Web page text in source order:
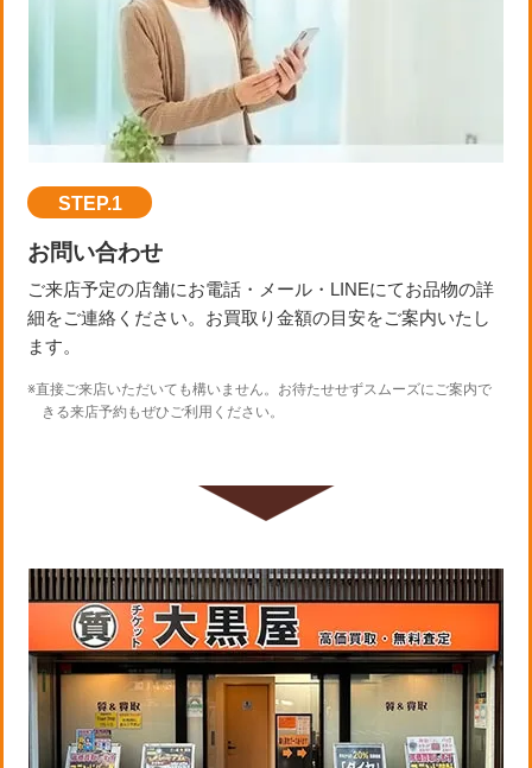
STEP.1
お問い合わせ
ご来店予定の店舗にお電話・メール・LINEにてお品物の詳
細をご連絡ください。お買取り金額の目安をご案内いたし
ます。
※直接ご来店いただいても構いません。お待たせせずスムーズにご案内で
きる来店予約もぜひご利用ください。